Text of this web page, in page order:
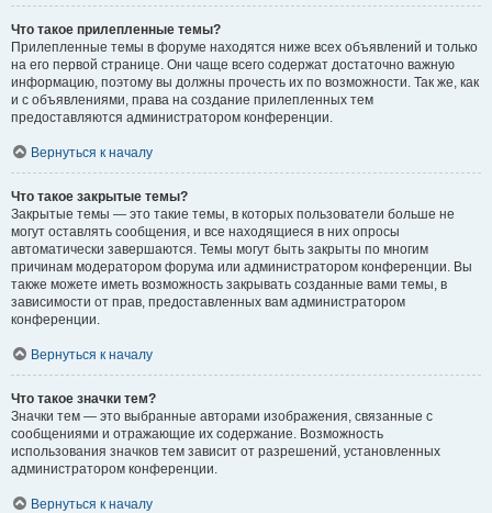
Что такое прилепленные темы?
Прилепленные темы в форуме находятся ниже всех объявлений и только
на его первой странице. Они чаще всего содержат достаточно важную
информацию, поэтому вы должны прочесть их по возможности. Так же, как
и с объявлениями, права на создание прилепленных тем
предоставляются администратором конференции.
Вернуться к началу
Что такое закрытые темы?
Закрытые темы — это такие темы, в которых пользователи больше не
могут оставлять сообщения, и все находящиеся в них опросы
автоматически завершаются. Темы могут быть закрыты по многим
причинам модератором форума или администратором конференции. Вы
также можете иметь возможность закрывать созданные вами темы, в
зависимости от прав, предоставленных вам администратором
конференции.
Вернуться к началу
Что такое значки тем?
Значки тем — это выбранные авторами изображения, связанные с
сообщениями и отражающие их содержание. Возможность
использования значков тем зависит от разрешений, установленных
администратором конференции.
Вернуться к началу